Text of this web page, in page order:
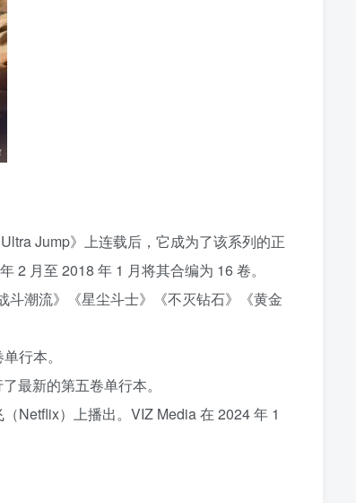
Jump》上连载后，它成为了该系列的正
2 月至 2018 年 1 月将其合编为 16 卷。
潮流》《星尘斗士》《不灭钻石》《黄金
行本。
最新的第五卷单行本。
Netflix）上播出。VIZ Media 在 2024 年 1